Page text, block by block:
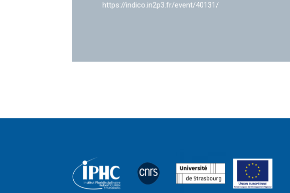
https://indico.in2p3.fr/event/40131/